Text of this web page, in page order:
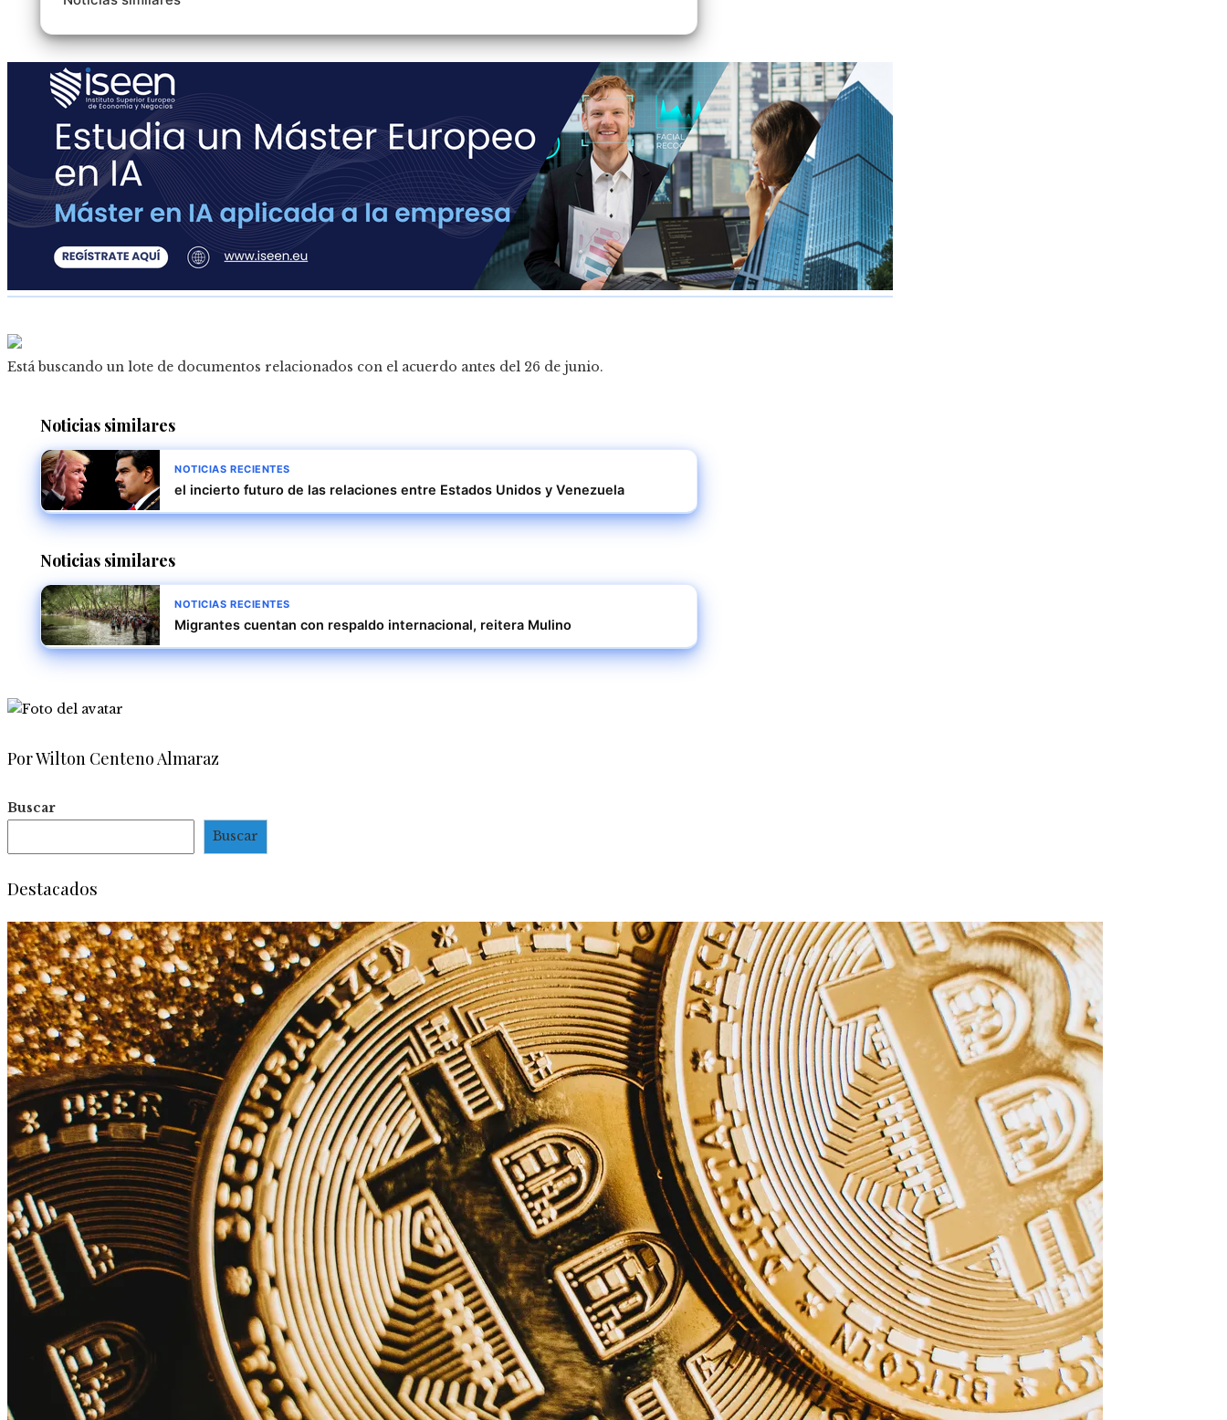
Está buscando un lote de documentos relacionados con el acuerdo antes del 26 de junio.
Noticias similares
NOTICIAS RECIENTES
el incierto futuro de las relaciones entre Estados Unidos y Venezuela
Noticias similares
NOTICIAS RECIENTES
Migrantes cuentan con respaldo internacional, reitera Mulino
Por Wilton Centeno Almaraz
Buscar
Buscar
Destacados